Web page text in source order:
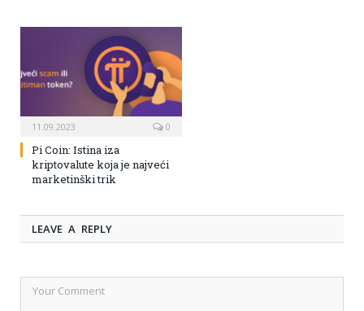
11.09.2023 0
Pi Coin: Istina iza
kriptovalute koja je najveći
marketinški trik
LEAVE A REPLY